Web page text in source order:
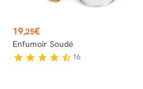
Prix
19,25€
Enfumoir Soudé
star star star star star_half 16